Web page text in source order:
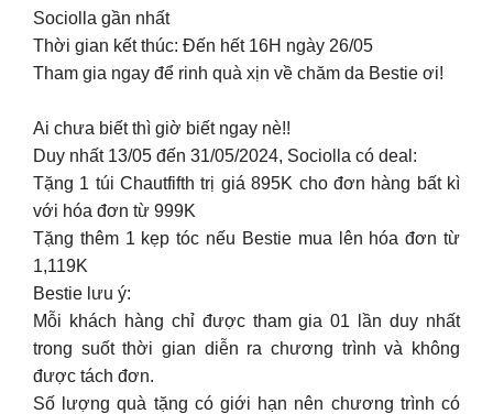
Sociolla gần nhất
Thời gian kết thúc: Đến hết 16H ngày 26/05
Tham gia ngay để rinh quà xịn về chăm da Bestie ơi!
Ai chưa biết thì giờ biết ngay nè!!
Duy nhất 13/05 đến 31/05/2024, Sociolla có deal:
Tặng 1 túi Chautfifth trị giá 895K cho đơn hàng bất kì
với hóa đơn từ 999K
Tặng thêm 1 kẹp tóc nếu Bestie mua lên hóa đơn từ
1,119K
Bestie lưu ý:
Mỗi khách hàng chỉ được tham gia 01 lần duy nhất
trong suốt thời gian diễn ra chương trình và không
được tách đơn.
Số lượng quà tặng có giới hạn nên chương trình có